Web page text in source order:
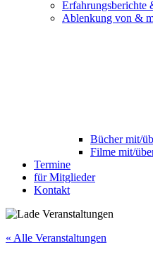
Erfahrungsberichte
Ablenkung von &
Bücher mit/
Filme mit/
Termine
für Mitglieder
Kontakt
« Alle Veranstaltungen